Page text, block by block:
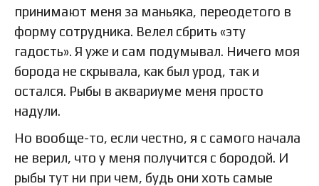
принимают меня за маньяка, переодетого в
форму сотрудника. Велел сбрить «эту
гадость». Я уже и сам подумывал. Ничего моя
борода не скрывала, как был урод, так и
остался. Рыбы в аквариуме меня просто
надули.
Но вообще-то, если честно, я с самого начала
не верил, что у меня получится с бородой. И
рыбы тут ни при чем, будь они хоть самые